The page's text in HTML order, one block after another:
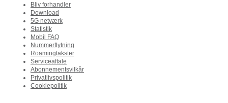
Bliv forhandler
Download
5G netværk
Statistik
Mobil FAQ
Nummerflytning
Roamingtakster
Serviceaftale
Abonnementsvilkår
Privatlivspolitik
Cookiepolitik